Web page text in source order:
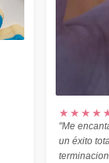
"Me
un éxito